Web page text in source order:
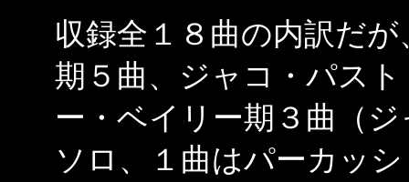
収録全１８曲の内訳だ
期５曲、ジャコ・パス
ー・ベイリー期３曲（
ソロ、１曲はパーカッ